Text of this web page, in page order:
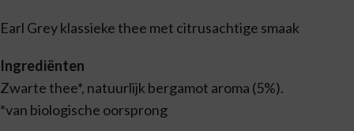
Earl Grey klassieke thee met citrusachtige smaak
Ingrediënten
Zwarte thee*, natuurlijk bergamot aroma (5%).
*van biologische oorsprong